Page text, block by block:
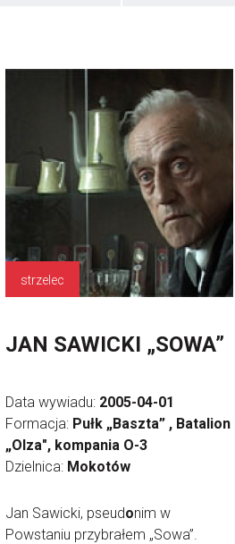
strzelec
JAN SAWICKI „SOWA”
Data wywiadu: 2005-04-01
Formacja: Pułk „Baszta” , Batalion
„Olza", kompania O-3
Dzielnica: Mokotów
Jan Sawicki, pseudonim w
Powstaniu przybrałem „Sowa”.